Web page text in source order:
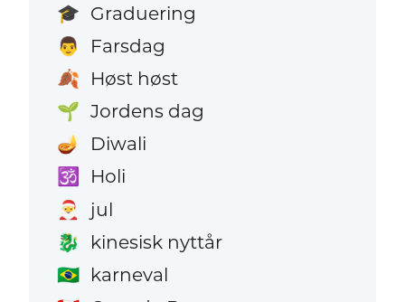
🎓 Graduering
👨 Farsdag
🍂 Høst høst
🌱 Jordens dag
🪔 Diwali
🕉️ Holi
🎅 jul
🐉 kinesisk nyttår
🇧🇷 karneval